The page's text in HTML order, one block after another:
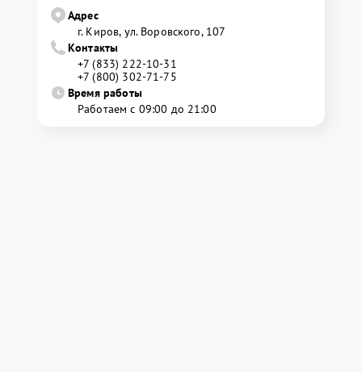
Адрес
г. Киров, ул. Воровского, 107
Контакты
+7 (833) 222-10-31
+7 (800) 302-71-75
Время работы
Работаем с 09:00 до 21:00